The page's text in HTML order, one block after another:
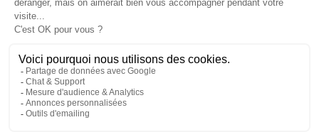
Aide au choix rayonnage
Service de montage
Besoin d'aide ?